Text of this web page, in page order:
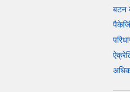
बटन